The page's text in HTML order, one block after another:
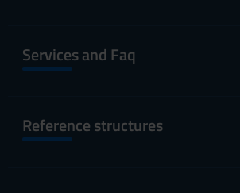
Services and Faq
Reference structures